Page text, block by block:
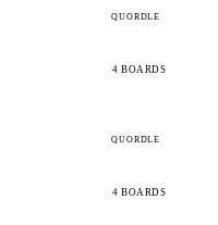
QUORDLE
4 BOARDS
QUORDLE
4 BOARDS